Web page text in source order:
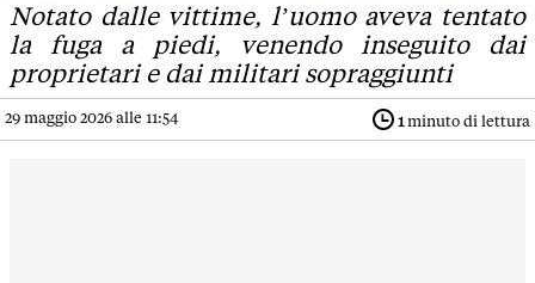
Notato dalle vittime, l’uomo aveva tentato
la fuga a piedi, venendo inseguito dai
proprietari e dai militari sopraggiunti
29 maggio 2026 alle 11:54 1minuto di lettura